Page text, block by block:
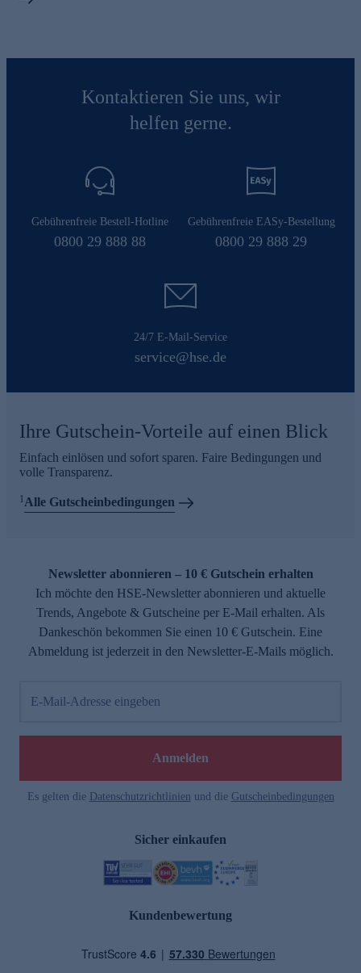
Kontaktieren Sie uns, wir
helfen gerne.
Gebührenfreie Bestell-Hotline
0800 29 888 88
Gebührenfreie EASy-Bestellung
0800 29 888 29
24/7 E-Mail-Service
service@hse.de
Ihre Gutschein-Vorteile auf einen Blick
Einfach einlösen und sofort sparen. Faire Bedingungen und
volle Transparenz.
1Alle Gutscheinbedingungen
Newsletter abonnieren – 10 € Gutschein erhalten
Ich möchte den HSE-Newsletter abonnieren und aktuelle
Trends, Angebote & Gutscheine per E-Mail erhalten. Als
Dankeschön bekommen Sie einen 10 € Gutschein. Eine
Abmeldung ist jederzeit in den Newsletter-E-Mails möglich.
E-Mail-Adresse eingeben
Anmelden
Es gelten die Datenschutzrichtlinien und die Gutscheinbedingungen
Sicher einkaufen
Kundenbewertung